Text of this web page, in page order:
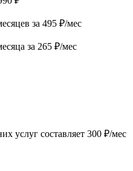
за 495 ₽/мес
за 265 ₽/мес
услуг составляет 300 ₽/мес